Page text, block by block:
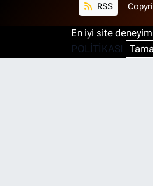
RSS
En iyi site
POLİTİKASI